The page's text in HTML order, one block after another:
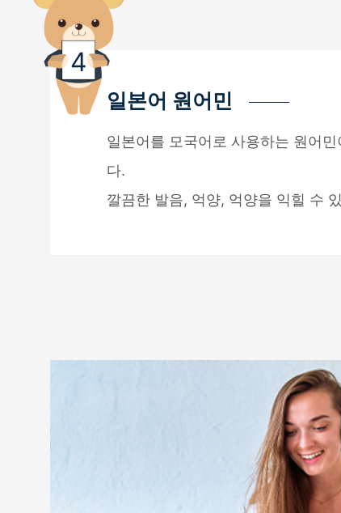
일본어 원어민
일본어를 모국어로 사용하는 원어
다.
깔끔한 발음, 억양, 억양을 익힐 수